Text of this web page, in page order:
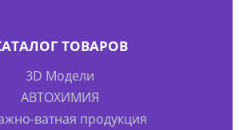
ТОВАРОВ
3D Модели
АВТОХИМИЯ
ватная продукция